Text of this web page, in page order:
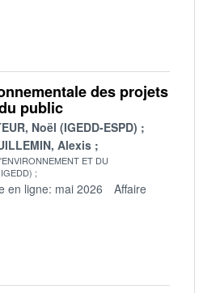
des projets
public
Noël (IGEDD-ESPD)
Alexis
ET DU
en ligne: mai 2026
Affaire